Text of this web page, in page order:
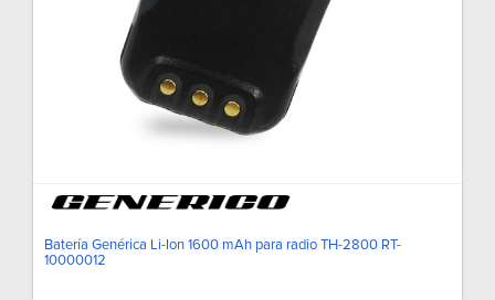
Batería Genérica Li-Ion 1600 mAh para radio TH-2800 RT-
10000012